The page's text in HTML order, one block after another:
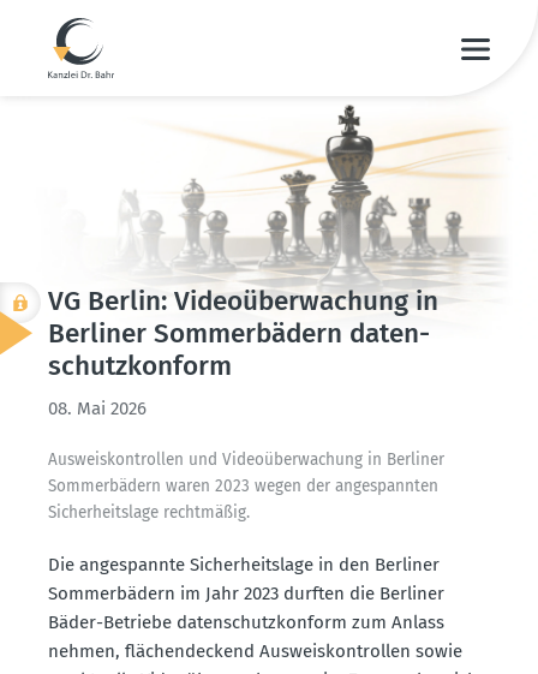
VG Berlin: Video­über­wa­chung in
Berliner Sommer­bädern daten­
schutz­konform
08. Mai 2026
Ausweis­kon­trollen und Video­über­wa­chung in Berliner
Sommer­bädern waren 2023 wegen der angespannten
Sicher­heitslage recht­mäßig.
Die angespannte Sicher­heitslage in den Berliner
Sommer­bädern im Jahr 2023 durften die Berliner
Bäder-Betriebe daten­schutz­konform zum Anlass
nehmen, flächen­de­ckend Ausweis­kon­trollen sowie